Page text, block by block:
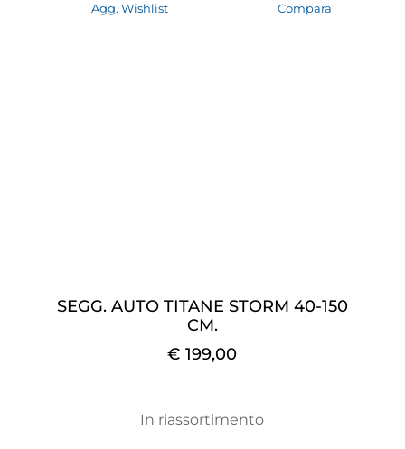
Agg. Wishlist Compara
SEGG. AUTO TITANE STORM 40-150
CM.
€ 199,00
In riassortimento